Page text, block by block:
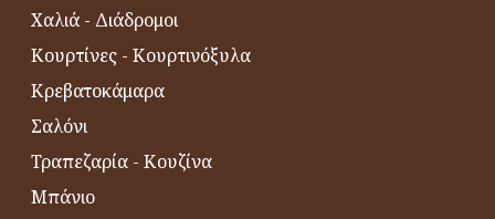
Χαλιά - Διάδρομοι
Κουρτίνες - Κουρτινόξυλα
Κρεβατοκάμαρα
Σαλόνι
Τραπεζαρία - Κουζίνα
Μπάνιο